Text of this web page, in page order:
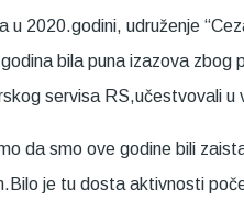
u 2020.godini, udruženje
bila puna izazova zbog
servisa RS,učestvovali u
da smo ove godine bili
je tu dosta aktivnosti